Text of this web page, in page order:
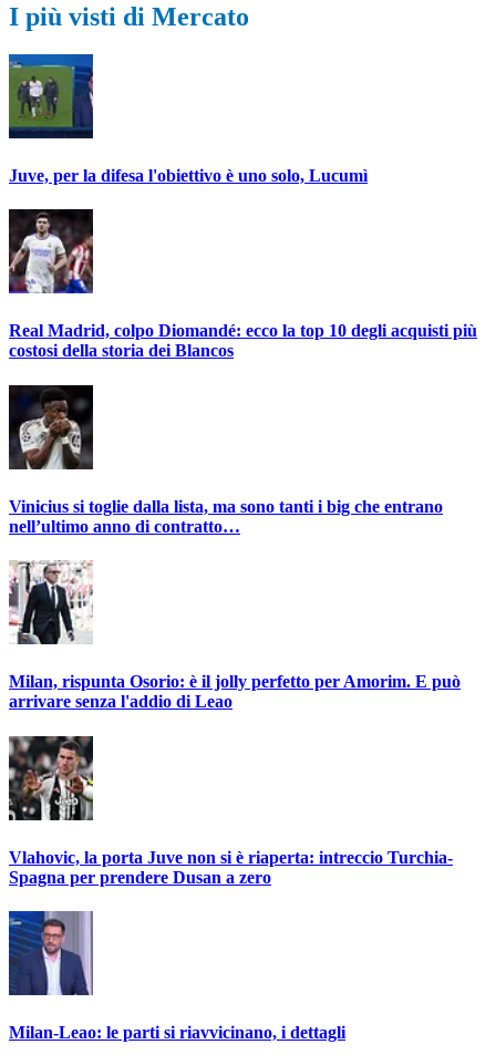
I più visti di Mercato
Juve, per la difesa l'obiettivo è uno solo, Lucumì
Real Madrid, colpo Diomandé: ecco la top 10 degli acquisti più
costosi della storia dei Blancos
Vinicius si toglie dalla lista, ma sono tanti i big che entrano
nell’ultimo anno di contratto…
Milan, rispunta Osorio: è il jolly perfetto per Amorim. E può
arrivare senza l'addio di Leao
Vlahovic, la porta Juve non si è riaperta: intreccio Turchia-
Spagna per prendere Dusan a zero
Milan-Leao: le parti si riavvicinano, i dettagli